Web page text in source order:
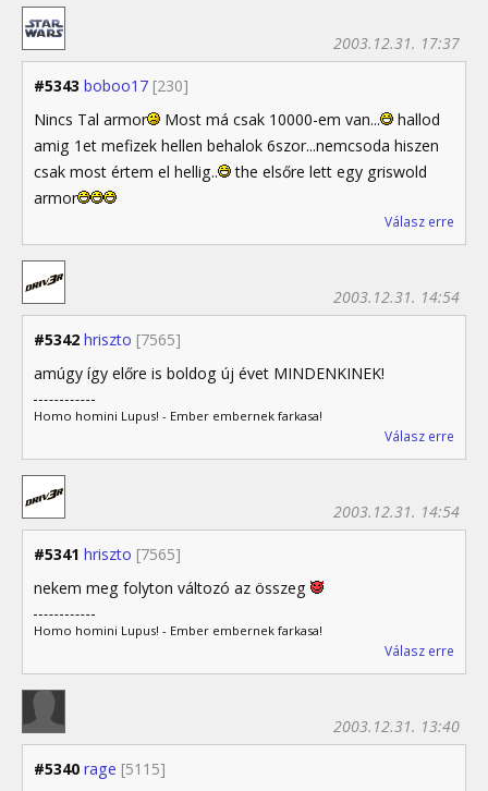
#5343 boboo17 [230]
2003.12.31. 17:37
Nincs Tal armor Most má csak 10000-em van...
hallod
amig 1et mefizek hellen behalok 6szor...nemcsoda hiszen
csak most értem el hellig..
the elsőre lett egy griswold
armor
Válasz erre
#5342 hriszto [7565]
2003.12.31. 14:54
amúgy így előre is boldog új évet MINDENKINEK!
Homo homini Lupus! - Ember embernek farkasa!
Válasz erre
#5341 hriszto [7565]
2003.12.31. 14:54
nekem meg folyton változó az összeg
Homo homini Lupus! - Ember embernek farkasa!
Válasz erre
#5340 rage [5115]
2003.12.31. 13:40